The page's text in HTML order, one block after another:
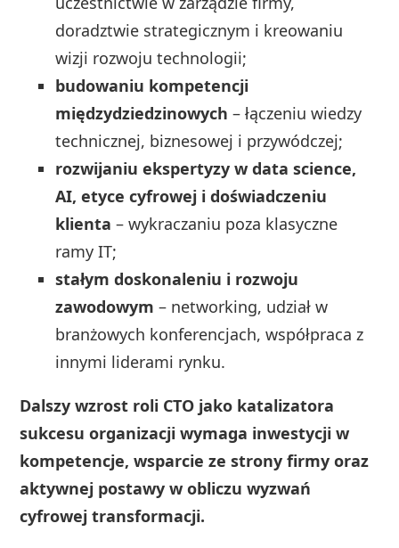
doradztwie strategicznym i kreowaniu
wizji rozwoju technologii;
budowaniu kompetencji
międzydziedzinowych – łączeniu wiedzy
technicznej, biznesowej i przywódczej;
rozwijaniu ekspertyzy w data science,
AI, etyce cyfrowej i doświadczeniu
klienta – wykraczaniu poza klasyczne
ramy IT;
stałym doskonaleniu i rozwoju
zawodowym – networking, udział w
branżowych konferencjach, współpraca z
innymi liderami rynku.
Dalszy wzrost roli CTO jako katalizatora
sukcesu organizacji wymaga inwestycji w
kompetencje, wsparcie ze strony firmy oraz
aktywnej postawy w obliczu wyzwań
cyfrowej transformacji.